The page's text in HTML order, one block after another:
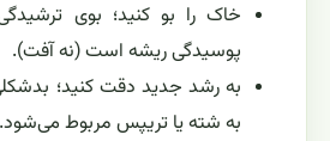
خاک را بو کنید؛ بوی
پوسیدگی ریشه است (نه آفت).
به رشد جدید دقت کنید؛
به شته یا تریپس مربوط می‌شود.